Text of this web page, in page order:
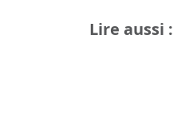
Lire aussi :